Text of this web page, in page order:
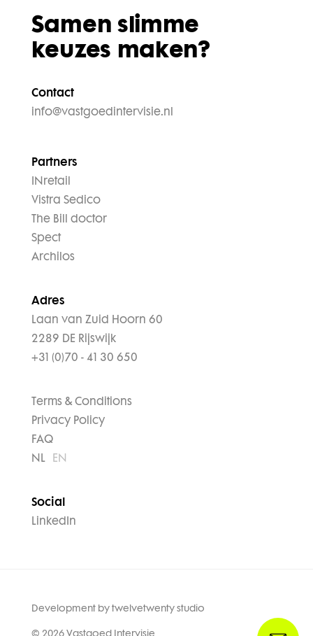
Samen slimme
keuzes maken?
Contact
info@vastgoedintervisie.nl
Partners
INretail
Vistra Sedico
The Bill doctor
Spect
Archilos
Adres
Laan van Zuid Hoorn 60
2289 DE Rijswijk
+31 (0)70 - 41 30 650
Terms & Conditions
Privacy Policy
FAQ
NL
EN
Social
LinkedIn
Development by twelvetwenty studio